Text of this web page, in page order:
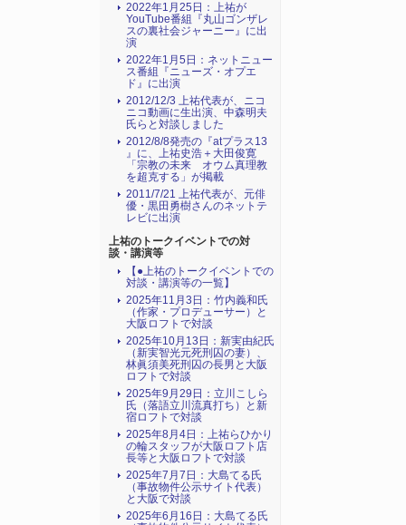
2022年1月25日：上祐が
YouTube番組『丸山ゴンザレ
スの裏社会ジャーニー』に出
演
2022年1月5日：ネットニュー
ス番組『ニューズ・オプエ
ド』に出演
2012/12/3 上祐代表が、ニコ
ニコ動画に生出演、中森明夫
氏らと対談しました
2012/8/8発売の『atプラス13
』に、上祐史浩＋大田俊寛
「宗教の未来 オウム真理教
を超克する」が掲載
2011/7/21 上祐代表が、元俳
優・黒田勇樹さんのネットテ
レビに出演
上祐のトークイベントでの対
談・講演等
【●上祐のトークイベントでの
対談・講演等の一覧】
2025年11月3日：竹内義和氏
（作家・プロデューサー）と
大阪ロフトで対談
2025年10月13日：新実由紀氏
（新実智光元死刑囚の妻）、
林眞須美死刑囚の長男と大阪
ロフトで対談
2025年9月29日：立川こしら
氏（落語立川流真打ち）と新
宿ロフトで対談
2025年8月4日：上祐らひかり
の輪スタッフが大阪ロフト店
長等と大阪ロフトで対談
2025年7月7日：大島てる氏
（事故物件公示サイト代表）
と大阪で対談
2025年6月16日：大島てる氏